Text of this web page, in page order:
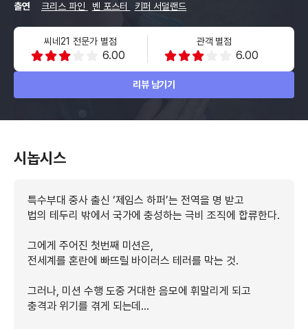
출연
크리스 파인 벤 포스터 키퍼 서덜랜드
씨네21 전문가 별점
6.00
관객 별점
6.00
리뷰 남기기
시놉시스
특수부대 중사 출신 ‘제임스 하퍼’는 전역을 명 받고
법의 테두리 밖에서 국가에 충성하는 극비 조직에 합류한다.
그에게 주어진 첫번째 미션은,
전세계를 혼란에 빠뜨릴 바이러스 테러를 막는 것.
그러나, 미션 수행 도중 거대한 음모에 휘말리게 되고
충격과 위기를 겪게 되는데…